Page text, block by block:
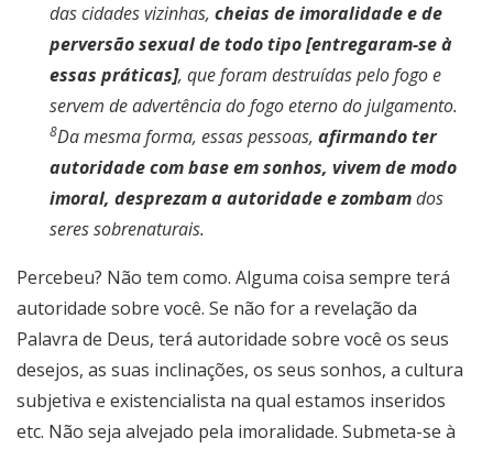
das cidades vizinhas, cheias de imoralidade e de
perversão sexual de todo tipo [entregaram-se à
essas práticas], que foram destruídas pelo fogo e
servem de advertência do fogo eterno do julgamento.
8Da mesma forma, essas pessoas, afirmando ter
autoridade com base em sonhos, vivem de modo
imoral, desprezam a autoridade e zombamdos
seres sobrenaturais.
Percebeu? Não tem como. Alguma coisa sempre terá
autoridade sobre você. Se não for a revelação da
Palavra de Deus, terá autoridade sobre você os seus
desejos, as suas inclinações, os seus sonhos, a cultura
subjetiva e existencialista na qual estamos inseridos
etc. Não seja alvejado pela imoralidade. Submeta-se à